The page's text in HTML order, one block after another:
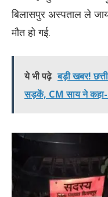
बिलासपुर अस्पताल ले
मौत हो गई.
ये भी पढ़े बड़ी खबर!
सड़कें, CM साय ने कहा-